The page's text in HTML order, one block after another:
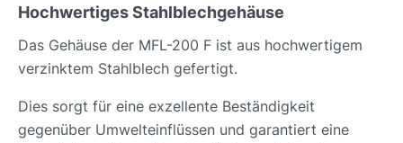
Hochwertiges Stahlblechgehäuse
Das Gehäuse der MFL-200 F ist aus hochwertigem
verzinktem Stahlblech gefertigt.
Dies sorgt für eine exzellente Beständigkeit
gegenüber Umwelteinflüssen und garantiert eine